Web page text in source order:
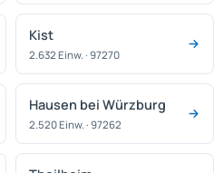
Kist
2.632 Einw. · 97270
Hausen bei Würzburg
2.520 Einw. · 97262